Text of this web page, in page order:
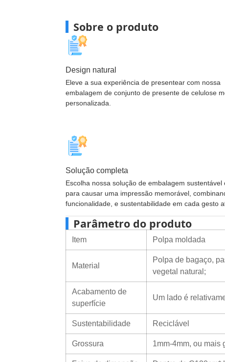
Sobre o produto
Design natural
Eleve a sua experiência de presentear com nossa
embalagem de conjunto de presente de celulose
personalizada.
Solução completa
Escolha nossa solução de embalagem sustentável
para causar uma impressão memorável,
funcionalidade, e sustentabilidade em cada gesto
Parâmetro do produto
Item Polpa moldada
Material
Polpa de bagaço,
vegetal natural;
Acabamento de
superfície
Um lado é
Sustentabilidade Reciclável
Grossura 1mm-4mm, ou mais